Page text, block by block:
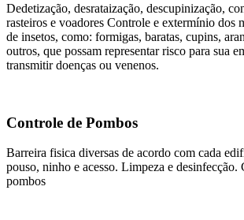
Dedetização, desrataização, descupinização,
rasteiros e voadores Controle e extermínio dos
de insetos, como: formigas, baratas, cupins,
outros, que possam representar risco para sua
transmitir doenças ou venenos.
Controle de Pombos
Barreira fisica diversas de acordo com cada
pouso, ninho e acesso. Limpeza e desinfecção.
pombos